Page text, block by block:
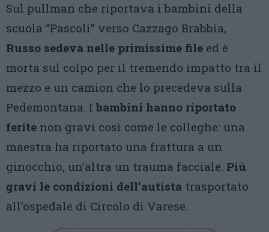
Sul pullman che riportava i bambini della
scuola “Pascoli” verso Cazzago Brabbia,
Russo sedeva nelle primissime file ed è
morta sul colpo per il tremendo impatto tra il
mezzo e un camion che lo precedeva sulla
Pedemontana. I bambini hanno riportato
ferite non gravi così come le colleghe: una
maestra ha riportato una frattura a un
ginocchio, un’altra un trauma facciale. Più
gravi le condizioni dell’autista trasportato
all’ospedale di Circolo di Varese.